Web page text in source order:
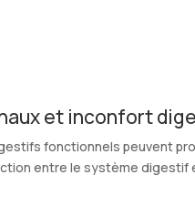
et inconfort
fonctionnels peuvent
entre le système